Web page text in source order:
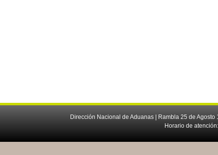
Dirección Nacional de Aduanas | Rambla 25 de
Horario de